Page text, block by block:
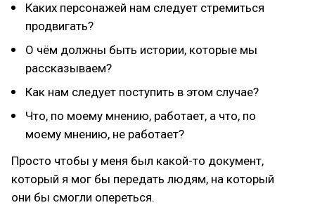
Каких персонажей нам следует стремиться
продвигать?
О чём должны быть истории, которые мы
рассказываем?
Как нам следует поступить в этом случае?
Что, по моему мнению, работает, а что, по
моему мнению, не работает?
Просто чтобы у меня был какой-то документ,
который я мог бы передать людям, на который
они бы смогли опереться.